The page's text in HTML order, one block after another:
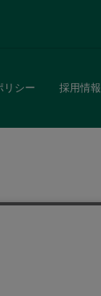
リシー 採用情報